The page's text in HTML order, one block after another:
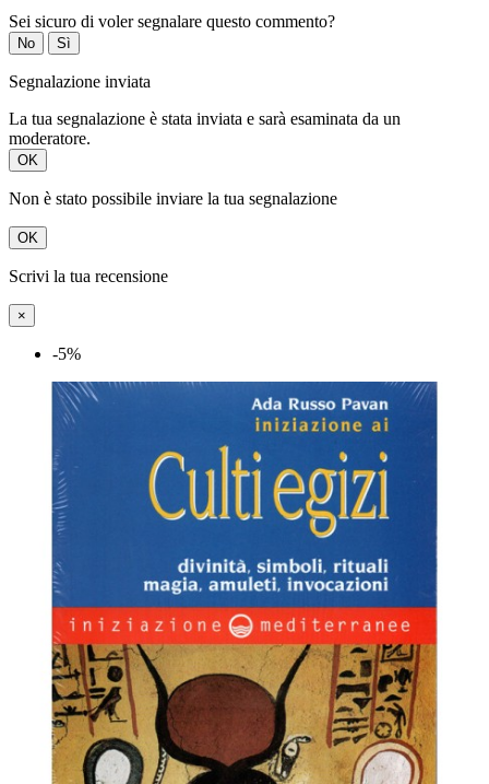
Sei sicuro di voler segnalare questo commento?
No Sì
Segnalazione inviata
La tua segnalazione è stata inviata e sarà esaminata da un
moderatore.
OK
Non è stato possibile inviare la tua segnalazione
OK
Scrivi la tua recensione
×
-5%